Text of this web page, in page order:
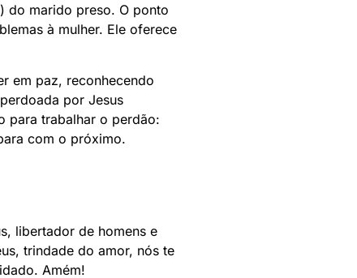
do marido preso. O ponto
à mulher. Ele oferece
em paz, reconhecendo
por Jesus
para trabalhar o perdão:
com o próximo.
libertador de homens e
trindade do amor, nós te
Amém!